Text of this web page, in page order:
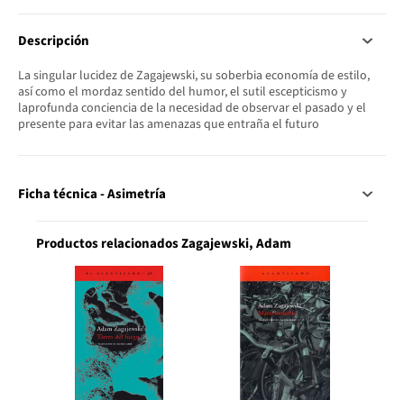
Descripción
La singular lucidez de Zagajewski, su soberbia economía de estilo,
así como el mordaz sentido del humor, el sutil escepticismo y
laprofunda conciencia de la necesidad de observar el pasado y el
presente para evitar las amenazas que entraña el futuro
Ficha técnica - Asimetría
Productos relacionados Zagajewski, Adam